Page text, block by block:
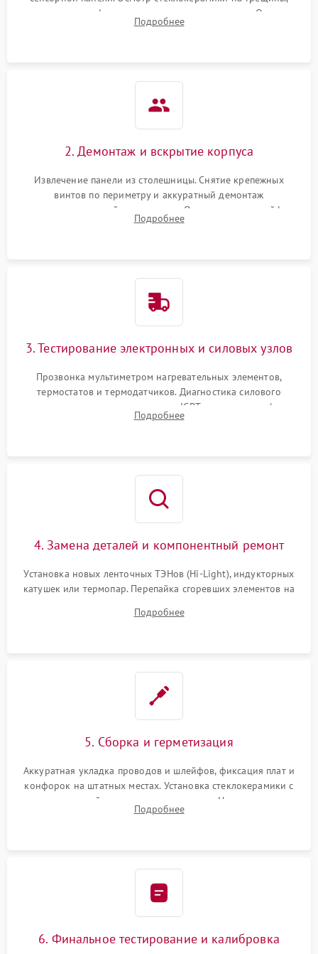
проверка конфорок на равномерность нагрева. Опрос
клиента о симптомах (не включается, не видит посуду,
Подробнее
2. Демонтаж и вскрытие корпуса
Извлечение панели из столешницы. Снятие крепежных
винтов по периметру и аккуратный демонтаж
стеклокерамической поверхности. Отсоединение шлейфов
сенсорного блока для доступа к силовым платам, катушкам
Подробнее
3. Тестирование электронных и силовых узлов
Прозвонка мультиметром нагревательных элементов,
термостатов и термодатчиков. Диагностика силового
модуля, реле, диодных мостов и IGBT-транзисторов (для
индукции). Проверка кранов и газ-контроля (для газовых
Подробнее
4. Замена деталей и компонентный ремонт
Установка новых ленточных ТЭНов (Hi-Light), индукторных
катушек или термопар. Перепайка сгоревших элементов на
дорожек. Очистка контактов и замена поврежденной
Подробнее
5. Сборка и герметизация
Аккуратная укладка проводов и шлейфов, фиксация плат и
конфорок на штатных местах. Установка стеклокерамики с
проверкой равномерности зазоров. Нанесение
термостойкого герметика или укладка уплотнительной
Подробнее
6. Финальное тестирование и калибровка